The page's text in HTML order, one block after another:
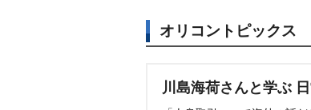
オリコントピックス
川島海荷さんと学ぶ